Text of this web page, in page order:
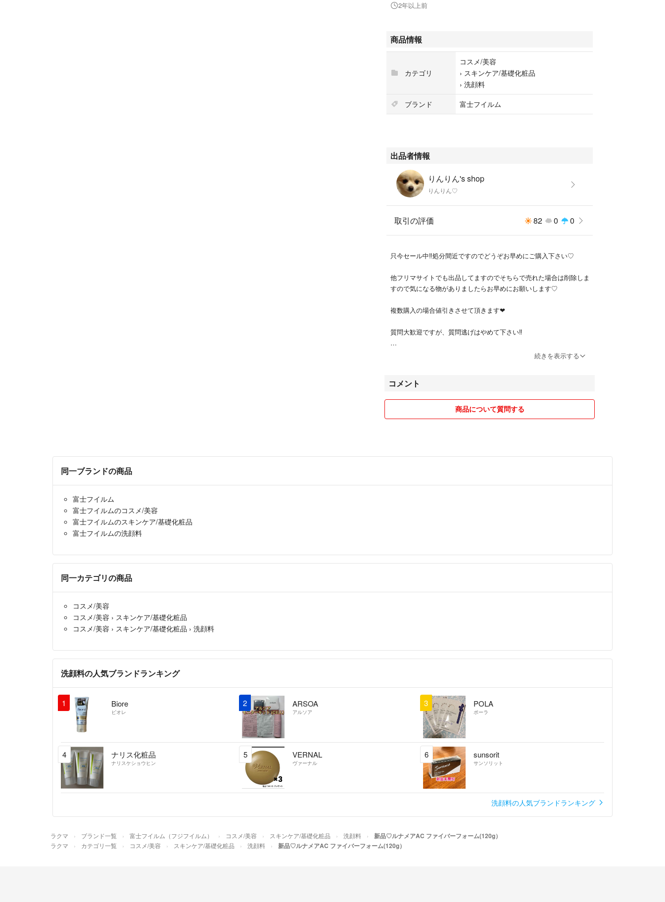
2年以上前
商品情報
カテゴリ
コスメ/美容
› スキンケア/基礎化粧品
› 洗顔料
ブランド
富士フイルム
出品者情報
りんりん's shop
りんりん♡
取引の評価 82 0 0
只今セール中‼︎処分間近ですのでどうぞお早めにご購入下さい♡
他フリマサイトでも出品してますのでそちらで売れた場合は削除しま
すので気になる物がありましたらお早めにお願いします♡
複数購入の場合値引きさせて頂きます❤︎
質問大歓迎ですが、質問逃げはやめて下さい‼︎
沢山のご縁がありますように…♡
続きを表示する
コメント
商品について質問する
同一ブランドの商品
富士フイルム
富士フイルムのコスメ/美容
富士フイルムのスキンケア/基礎化粧品
富士フイルムの洗顔料
同一カテゴリの商品
コスメ/美容
コスメ/美容 › スキンケア/基礎化粧品
コスメ/美容 › スキンケア/基礎化粧品 › 洗顔料
洗顔料の人気ブランドランキング
1 Biore
ビオレ
2 ARSOA
アルソア
3 POLA
ポーラ
4 ナリス化粧品
ナリスケショウヒン
5 VERNAL
ヴァーナル
6 sunsorit
サンソリット
洗顔料の人気ブランドランキング
ラクマ ブランド一覧 富士フイルム（フジフイルム） コスメ/美容 スキンケア/基礎化粧品 洗顔料 新品♡ルナメアAC ファイバーフォーム(120g）
ラクマ カテゴリ一覧 コスメ/美容 スキンケア/基礎化粧品 洗顔料 新品♡ルナメアAC ファイバーフォーム(120g）